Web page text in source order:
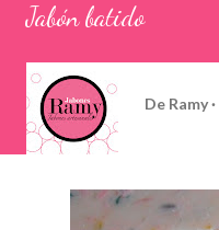
Jabón batido
De Ramy